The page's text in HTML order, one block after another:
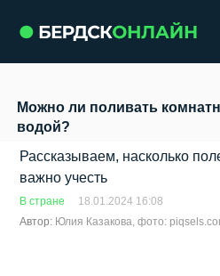
Можно ли поливать
водой?
Рассказываем, насколько
важно учесть
В стране
18.01.2024 16:08
Автор: Юлия Казакова, фото: